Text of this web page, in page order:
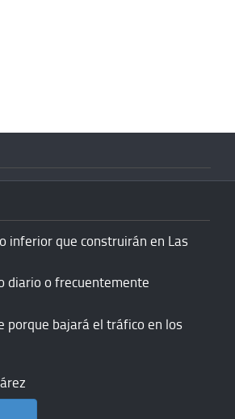
inferior que construirán en Las
diario o frecuentemente
porque bajará el tráfico en los